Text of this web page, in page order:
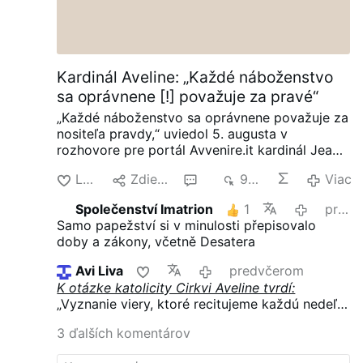
Kardinál Aveline: „Každé náboženstvo
sa oprávnene [!] považuje za pravé“
„Každé náboženstvo sa oprávnene považuje za
nositeľa pravdy,“ uviedol 5. augusta v
rozhovore pre portál Avvenire.it kardinál Jean-
Francúzskej biskupskej konferencie.
V
súvislosti s náboženskou rozmanitosťou v
Marseille [kde sa arabčina už dávno stala
dominantným jazykom] kardinál Aveline opísal
spolunažívanie moslimov, židov, budhistov a
kresťanov ako teologickú výzvu: „My sme
nevymysleli pluralitu náboženstiev, ani
skutočnosť, že každé náboženstvo sa
oprávnene považuje za nositeľa pravdy.“ K
otázke katolicity Cirkvi Aveline tvrdí: „Vyznanie
Lajk Zdielať 908
Viac
Společenství Imatrion
1
predvčerom
Samo papežství si v minulosti přepisovalo
doby a zákony, včetně Desatera
Avi Liva
predvčerom
K otázke katolicity Cirkvi Aveline tvrdí:
„Vyznanie viery, ktoré recitujeme každú nedeľu,
som sa narodil v Číne, bol by som
konfucianista; v Japonsku by som bol
3 ďalších komentárov